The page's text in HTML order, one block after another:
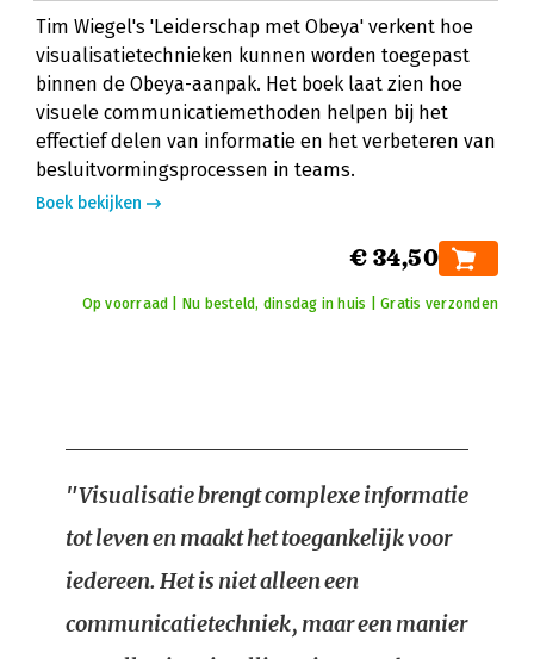
Tim Wiegel's 'Leiderschap met Obeya' verkent hoe
visualisatietechnieken kunnen worden toegepast
binnen de Obeya-aanpak. Het boek laat zien hoe
visuele communicatiemethoden helpen bij het
effectief delen van informatie en het verbeteren van
besluitvormingsprocessen in teams.
Boek bekijken
€ 34,50
Op voorraad | Nu besteld, dinsdag in huis | Gratis verzonden
"Visualisatie brengt complexe informatie
tot leven en maakt het toegankelijk voor
iedereen. Het is niet alleen een
communicatietechniek, maar een manier